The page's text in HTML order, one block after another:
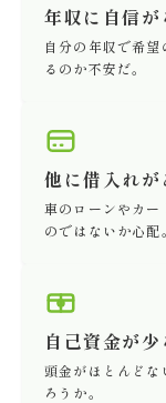
年収に自信が
自分の年収で希
るのか不安だ。
他に借入れが
車のローンやカー
のではないか心配。
自己資金が少
頭金がほとんど
ろうか。